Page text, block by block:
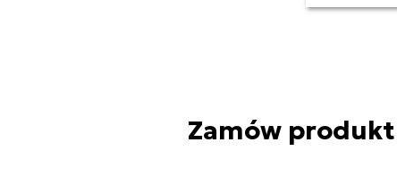
Zamów produkt